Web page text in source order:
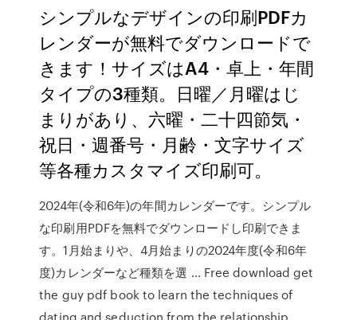
シンプルなデザインの印刷PDFカ
レンダーが無料でダウンロードで
きます！サイズはA4・卓上・年間
タイプの3種類。日曜／月曜はじ
まりがあり、六曜・二十四節気・
祝日・週番号・月齢・文字サイズ
等各種カスタマイズ印刷可。
2024年(令和6年)の年間カレンダーです。シンプル
な印刷用PDFを無料でダウンロードし印刷できま
す。1月始まりや、4月始まりの2024年度(令和6年
度)カレンダーなど種類を選 … Free download get
the guy pdf book to learn the techniques of
dating and seduction from the relationship